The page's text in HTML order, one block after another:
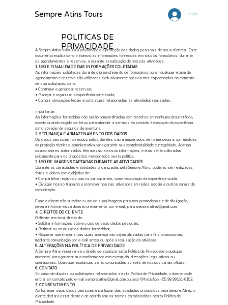
Sempre Atins Tours Login
POLITICAS DE
PRIVACIDADE
A Sempre Atins valoriza a privacidade e a proteção dos dados pessoais de seus clientes. Este
documento explica como tratamos as informações fornecidas em nossos formulários, durante
os agendamentos e reservas, e durante a realização de nossas atividades.
1. USO E FINALIDADE DAS INFORMAÇÕES COLETADAS
As informações solicitadas durante o preenchimento de formulários ou em qualquer etapa de
agendamento e reserva são utilizadas exclusivamente para os fins especificados no momento
de sua solicitação, como:
• Confirmar e gerenciar reservas;
• Planejar e organizar a experiência contratada;
• Cumprir obrigações legais e contratuais relacionadas às atividades realizadas.
Importante:
As informações fornecidas não serão compartilhadas com terceiros em nenhuma circunstância,
exceto quando exigido por lei ou para atender a serviços essenciais à execução da experiência,
como ativação de seguros de aventura.
2. SEGURANÇA E ARMAZENAMENTO DOS DADOS
Os dados pessoais fornecidos pelos clientes são armazenados de forma segura, com medidas
de proteção técnica e administrativa para garantir sua confidencialidade e integridade. Apenas
colaboradores autorizados têm acesso a essas informações, e elas serão utilizadas
unicamente para os propósitos mencionados nesta política.
3. USO DE IMAGENS CAPTADAS DURANTE AS ATIVIDADES
Durante as cavalgadas e atividades organizadas pela Sempre Atins, poderão ser realizadas
fotos e vídeos com o objetivo de:
• Compartilhar registros com os participantes, como recordação da experiência vivida;
• Divulgar nosso trabalho e promover nossas atividades em redes sociais e outros canais de
comunicação.
Caso o cliente não autorize o uso de suas imagens para fins promocionais e de divulgação,
deverá informar essa decisão previamente, por e-mail, para sempre.atins@gmail.com.
4. DIREITOS DO CLIENTE
O cliente tem total direito de:
• Solicitar informações sobre o uso de seus dados pessoais;
• Retificar ou atualizar os dados fornecidos;
• Requerer que imagens nas quais apareça não sejam utilizadas para fins promocionais,
mediante comunicação por e-mail antes ou após a realização da atividade.
5. ALTERAÇÕES NA POLÍTICA DE PRIVACIDADE
A Sempre Atins reserva-se o direito de atualizar esta Política de Privacidade a qualquer
momento, para garantir sua conformidade com eventuais alterações legislativas ou
operacionais. Quaisquer mudanças serão comunicadas através de nossos canais oficiais.
6. CONTATO
Em caso de dúvidas ou solicitações relacionadas a esta Política de Privacidade, o cliente pode
entrar em contato pelo e-mail sempre.atins@gmail.com ou pelo WhatsApp +55 98 99161-6153.
7. CONSENTIMENTO
Ao fornecer seus dados pessoais e participar das atividades promovidas pela Sempre Atins, o
cliente declara estar ciente e de acordo com os termos estabelecidos nesta Política de
Privacidade.